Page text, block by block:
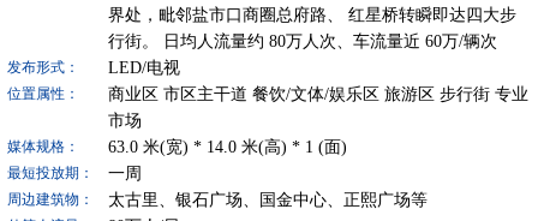
界处，毗邻盐市口商圈总府路、 红星桥转瞬即达四大步
行街。 日均人流量约 80万人次、车流量近 60万/辆次
发布形式： LED/电视
位置属性： 商业区 市区主干道 餐饮/文体/娱乐区 旅游区 步行街 专业
市场
媒体规格： 63.0米(宽) * 14.0米(高) * 1 (面)
最短投放期： 一周
周边建筑物： 太古里、银石广场、国金中心、正熙广场等